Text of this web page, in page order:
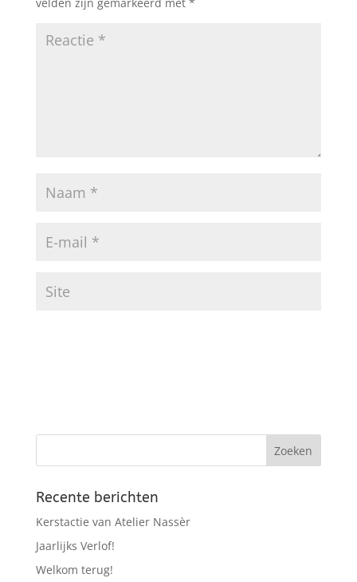
Recente berichten
Kerstactie van Atelier Nassèr
Jaarlijks Verlof!
Welkom terug!